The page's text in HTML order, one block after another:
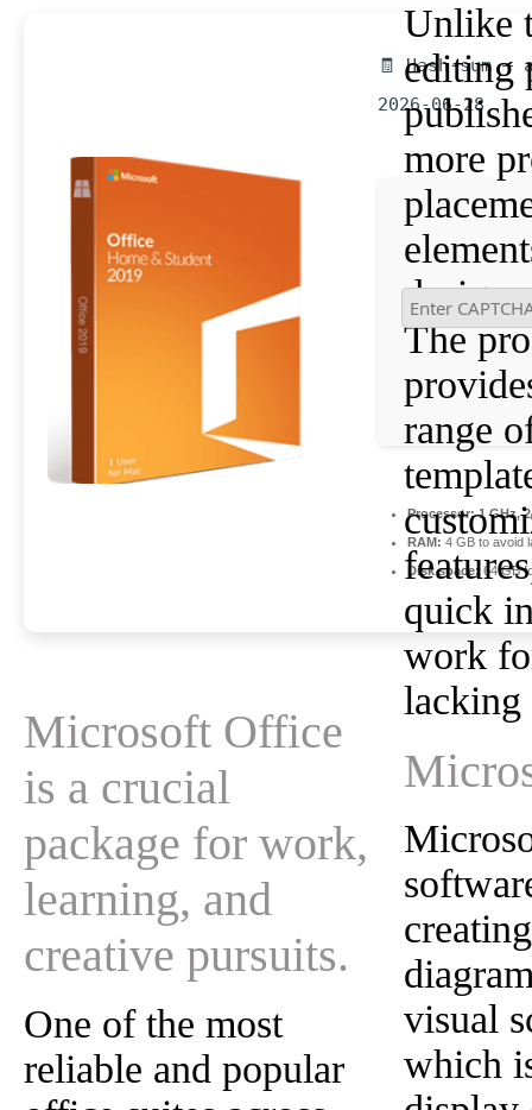
🧾 Hash-sum —
2026-06-28
Processor:1 GHz,
RAM: 4 GB to avoid
Disk space: 64 GB
Microsoft Office
is a crucial
package for work,
learning, and
creative pursuits.
One of the most
reliable and popular
Unlike
editing
more
design
The
range
quick
work
lacking
visual
which